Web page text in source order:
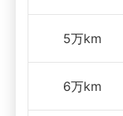
5万km
6万km